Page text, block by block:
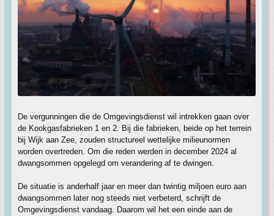
De vergunningen die de Omgevingsdienst wil intrekken gaan over
de Kookgasfabrieken 1 en 2. Bij die fabrieken, beide op het terrein
bij Wijk aan Zee, zouden structureel wettelijke milieunormen
worden overtreden. Om die reden werden in december 2024 al
dwangsommen opgelegd om verandering af te dwingen.
De situatie is anderhalf jaar en meer dan twintig miljoen euro aan
dwangsommen later nog steeds niet verbeterd, schrijft de
Omgevingsdienst vandaag. Daarom wil het een einde aan de